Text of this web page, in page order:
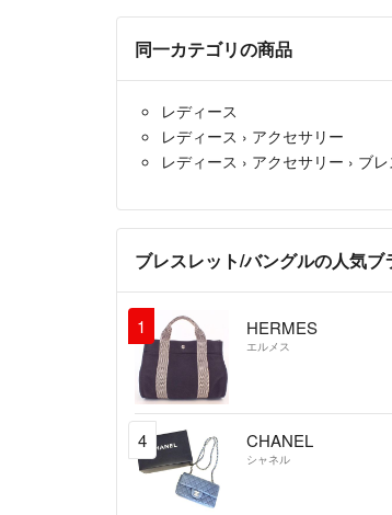
同一カテゴリの商品
レディース
レディース › アクセサリー
レディース › アクセサリー › ブ
ブレスレット/バングルの人気
1 HERMES
エルメス
4 CHANEL
シャネル